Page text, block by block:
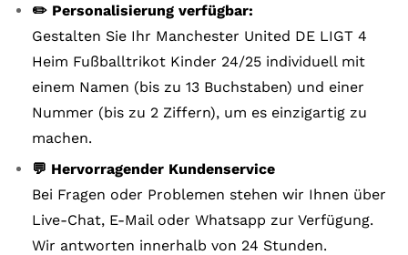
✏️ Personalisierung verfügbar:
Gestalten Sie Ihr Manchester United DE LIGT 4
Heim Fußballtrikot Kinder 24/25 individuell mit
einem Namen (bis zu 13 Buchstaben) und einer
Nummer (bis zu 2 Ziffern), um es einzigartig zu
machen.
💬 Hervorragender Kundenservice
Bei Fragen oder Problemen stehen wir Ihnen über
Live-Chat, E-Mail oder Whatsapp zur Verfügung.
Wir antworten innerhalb von 24 Stunden.